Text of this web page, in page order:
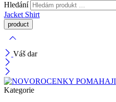
Hledání
Jacket Shirt
Váš dar
Kategorie